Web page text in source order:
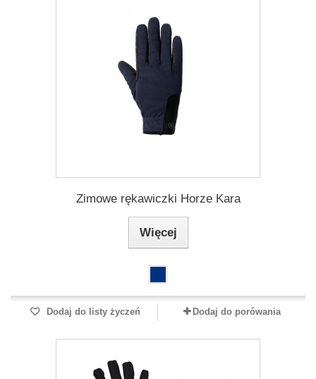
Zimowe rękawiczki Horze Kara
Więcej
Dodaj do listy życzeń Dodaj do porówania